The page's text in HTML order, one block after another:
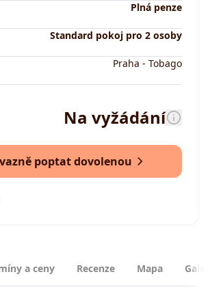
Plná penze
Standard pokoj pro 2 osoby
Praha - Tobago
Na vyžádání
poptat dovolenou
a ceny Recenze Mapa